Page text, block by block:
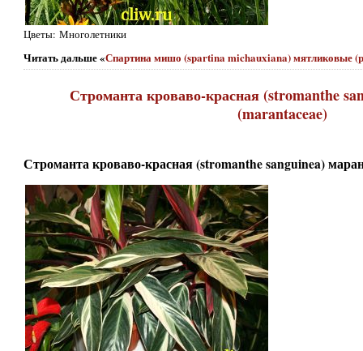
Цветы: Многолетники
Читать дальше «Спартина мишо (spartina michauxiana) мятликовые
Строманта кроваво-красная (stromanthe
(marantaceae)
Строманта кроваво-красная (stromanthe sanguinea)